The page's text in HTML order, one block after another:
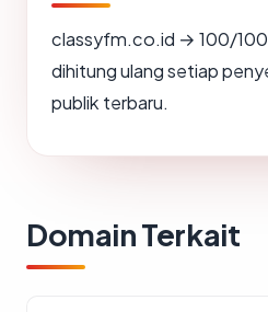
classyfm.co.id → 100/
dihitung ulang setiap
publik terbaru.
Domain Terkait